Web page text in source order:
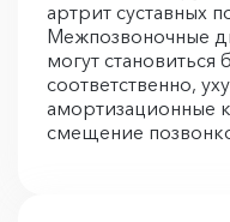
артрит суставных
Межпозвоночные
могут
соответственно,
амортизационные
смещение